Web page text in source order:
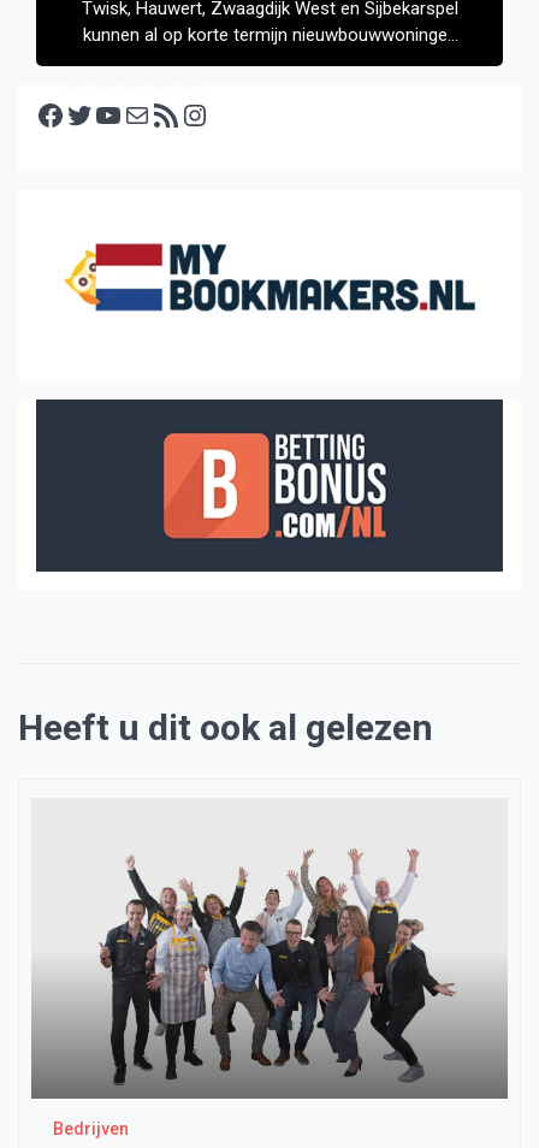
Twisk, Hauwert, Zwaagdijk West en Sijbekarspel
kunnen al op korte termijn nieuwbouwwoningen
krijgen
Facebook Twitter YouTube E-mail RSS feed
Heeft u dit ook al gelezen
Bedrijven